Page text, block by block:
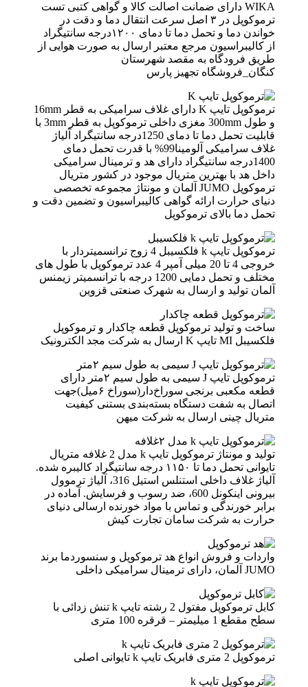
WIKA دارای ضمانت اصالت کالا و گواهی کتبی تست
ترموکوپل در ۳ اصل سرعت انتقال دما و دقت در
خواندن دما و تحمل دما تا دمای ۱۲۰۰درجه سانتیگراد
از کالیبراسیون مرجع معتبر ارسال به صورت هوایی از
طریق فرودگاه به مقصد شهرستان
کنگان_فروشگاه تجهیز پارس
ترموکوپل تایپ K دارای غلاف سرامیکی به قطر 16mm
و طول 300mm مغزی داخلی ترموکوپل به قطر 3mm با
قابلیت تحمل دما تا دمای 1250درجه سانتیگراد آلیاژ
غلاف سرامیکی آلومینا99% با قدرت تحمل دمای
1400درجه سانتیگراد دارای هد و ترمینال سرامیکی
داخل هد با بهترین متریال موجود در کشور متریال
ترموکوپل JUMO آلمان و مونتاژ مجموعه تخصصی
دنیای حرارت ارائه گواهی کالیبراسیون و تضمین دقت و
تحمل دما بالای ترموکوپل
ترموکوپل تایپ k فلکسیبل 4 زوج ترانسمیتردار با
خروجی 4 تا 20 میلی آمپر 4 عدد ترموکوپل با طول های
مختلف و تحمل دمایی 1200 درجه با ترانسمیتر زیمنس
آلمان تولید و ارسال به شهرک صنعتی قزوین
ساخت و تولید ترموکوپل قطعه‌ چاکدار و ترموکوپل
فلکسیبل MI تایپ K ارسال به شرکت مجد الکترونیک
ترموکوپل تایپ J سیمی به طول سیم ۲متر دارای
قطعه مکعبی برنجی سوراخ‌دار(سوراخ ۶میل)جهت
اتصال به شفت دستگاه بسته‌بندی بستنی کیفیت
متریال چینی ارسال به شرکت میهن
تولید و مونتاژ ترموکوپل تایپ k مدل 2 غلافه متریال
تایوانی تحمل دما تا ۱۱۵۰ درجه سانتیگراد کالیبره شده.
آلیاژ غلاف داخلی استنلس استیل 316، آلیاژ ترموول
بیرونی اینکونل 600، ضد رسوب و فرسایش. آماده در
برابر خورندگی و تماس با مواد خورنده ارسالی دنیای
حرارت به شرکت سامان تجارت کیش
واردات و فروش انواع هد ترموکوپل و سنسوردما برند
JUMO آلمان‌، دارای ترمینال سرامیکی داخلی
کابل ترموکوپل مفتول 2 رشته تایپ k تنش زدائی با
سطح مقطع 1 میلیمتر – قرقره 100 متری
ترموکوپل 2 متری فابریک تایپ k تایوانی اصلی